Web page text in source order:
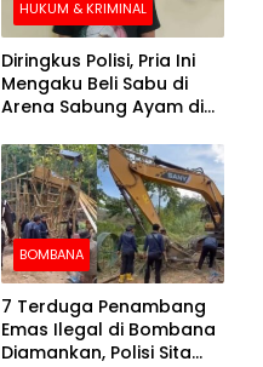
HUKUM & KRIMINAL
Diringkus Polisi, Pria Ini
Mengaku Beli Sabu di
Arena Sabung Ayam di
BOMBANA
7 Terduga Penambang
Emas Ilegal di Bombana
Diamankan, Polisi Sita